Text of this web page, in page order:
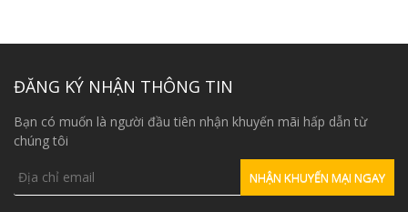
ĐĂNG KÝ NHẬN THÔNG TIN
Bạn có muốn là người đầu tiên nhận khuyến mãi hấp dẫn từ
chúng tôi